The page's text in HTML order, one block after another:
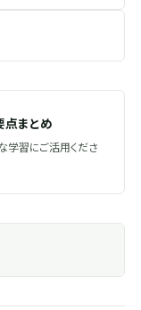
点まとめ
学習にご活用くださ